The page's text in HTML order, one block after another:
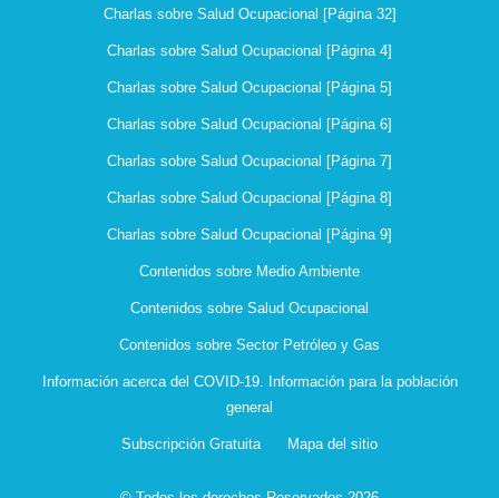
Charlas sobre Salud Ocupacional [Página 32]
Charlas sobre Salud Ocupacional [Página 4]
Charlas sobre Salud Ocupacional [Página 5]
Charlas sobre Salud Ocupacional [Página 6]
Charlas sobre Salud Ocupacional [Página 7]
Charlas sobre Salud Ocupacional [Página 8]
Charlas sobre Salud Ocupacional [Página 9]
Contenidos sobre Medio Ambiente
Contenidos sobre Salud Ocupacional
Contenidos sobre Sector Petróleo y Gas
Información acerca del COVID-19. Información para la población
general
Subscripción Gratuita Mapa del sitio